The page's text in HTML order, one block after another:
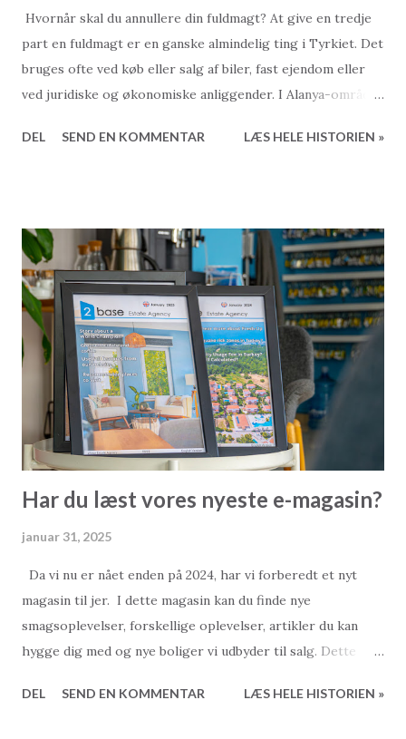
Hvornår skal du annullere din fuldmagt? At give en tredje
part en fuldmagt er en ganske almindelig ting i Tyrkiet. Det
bruges ofte ved køb eller salg af biler, fast ejendom eller
ved juridiske og økonomiske anliggender. I Alanya-området
fuldmagt er en nem og velkendt proces. Men hvad med at
en notar. Det behøver ikke være den samme notar, som
udstedte fuldmagten. Du skal medbringe dit ID og en kopi
af fuldmagten, som du ønsker at annullere, eller kende
udstedelsesdatoen og referencenummeret. Desværre er
det ikke gratis at annullere en fuldmagt, og det koster
næsten det samme som at udstede en ny. Er det nødvendigt
at annullere en fuldmagt? Det korte svar i Tyrkiet er: Ja,
nej, måske... Generelt er det ikke almindeligt at annullere en
fuldmagt i Tyrkiet. Dette s...
DEL SEND EN KOMMENTAR LÆS HELE HISTORIEN »
Har du læst vores nyeste e-magasin?
januar 31, 2025
Da vi nu er nået enden på 2024, har vi forberedt et nyt
magasin til jer. I dette magasin kan du finde nye
smagsoplevelser, forskellige oplevelser, artikler du kan
hygge dig med og nye boliger vi udbyder til salg. Dette
Det indeholder flere sider og endnu flere nyheder. Vi
DEL SEND EN KOMMENTAR LÆS HELE HISTORIEN »